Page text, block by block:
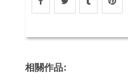
相關作品: